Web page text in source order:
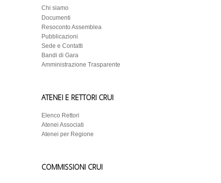
Chi siamo
Documenti
Resoconto Assemblea
Pubblicazioni
Sede e Contatti
Bandi di Gara
Amministrazione Trasparente
ATENEI E RETTORI CRUI
Elenco Rettori
Atenei Associati
Atenei per Regione
COMMISSIONI CRUI